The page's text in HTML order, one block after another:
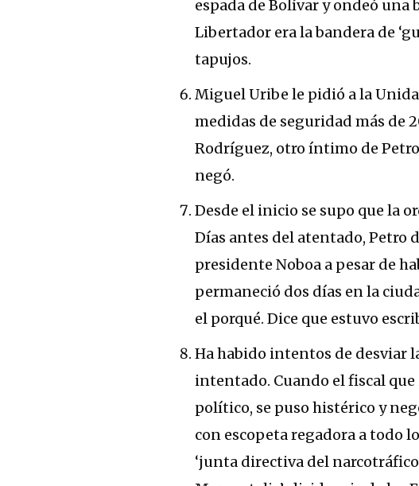
espada de Bolívar y ondeó una
Libertador era la bandera de
tapujos.
Miguel Uribe le pidió a la
medidas de seguridad más de
Rodríguez, otro íntimo de
negó.
Desde el inicio se supo que la
Días antes del atentado, Petro
presidente Noboa a pesar de
permaneció dos días en la
el porqué. Dice que estuvo
Ha habido intentos de desviar
intentado. Cuando el fiscal
político, se puso histérico y
con escopeta regadora a todo
‘junta directiva del